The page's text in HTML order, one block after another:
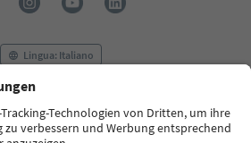
Lingua: Italiano
Press MICE
Privacy Policy
Crediti Cookie Policy